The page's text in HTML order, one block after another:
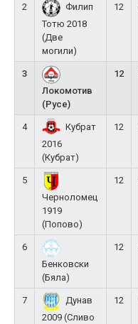
2
Филип
Тотю 2018
(Две
могили)
12
3
Локомотив
(Русе)
12
4
Кубрат
2016
(Кубрат)
12
5
Черноломец
1919
(Попово)
12
6
Бенковски
(Бяла)
12
7
Дунав
2009 (Сливо
12